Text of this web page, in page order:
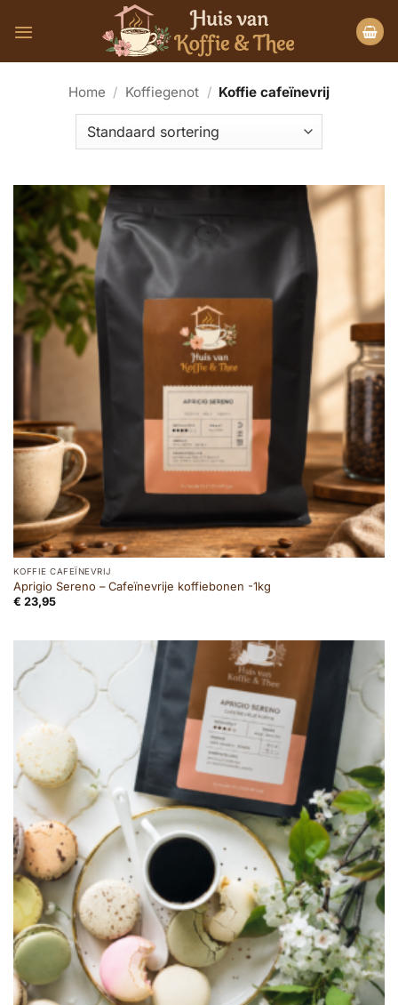
naar
Home / Koffiegenot / Koffie cafeïnevrij
KOFFIE CAFEÏNEVRIJ
Aprigio Sereno – Cafeïnevrije koffiebonen -1kg
€ 23,95